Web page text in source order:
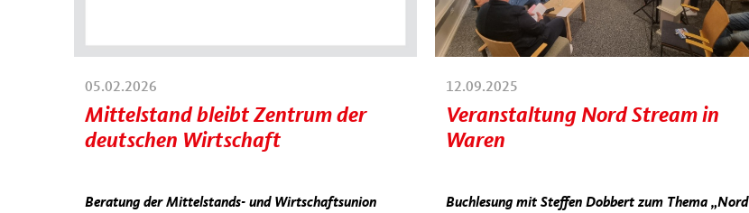
05.02.2026
Mittelstand bleibt Zentrum der
deutschen Wirtschaft
Beratung der Mittelstands- und Wirtschaftsunion
12.09.2025
Veranstaltung Nord Stream in
Waren
Buchlesung mit Steffen Dobbert zum Thema „Nord